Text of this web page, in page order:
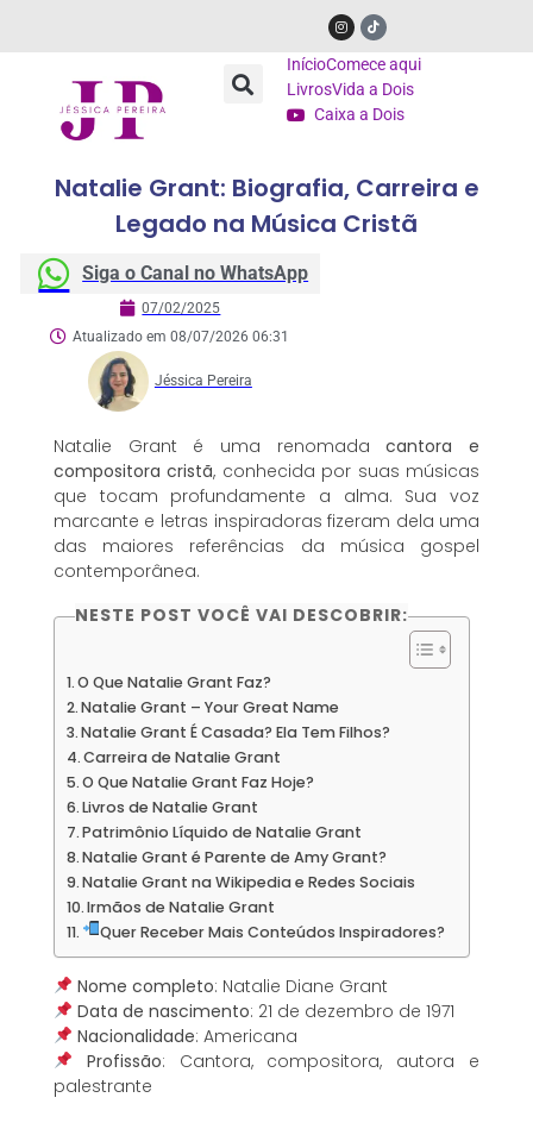
InícioComece aqui
LivrosVida a Dois
Caixa a Dois
Natalie Grant: Biografia, Carreira e
Legado na Música Cristã
Siga o Canal no WhatsApp
07/02/2025
Atualizado em 08/07/2026 06:31
Jéssica Pereira
Natalie Grant é uma renomadacantora e
compositora cristã, conhecida por suas músicas
que tocam profundamente a alma. Sua voz
marcante e letras inspiradoras fizeram dela uma
das maiores referências da música gospel
contemporânea.
NESTE POST VOCÊ VAI DESCOBRIR:
O Que Natalie Grant Faz?
Natalie Grant – Your Great Name
Natalie Grant É Casada? Ela Tem Filhos?
Carreira de Natalie Grant
O Que Natalie Grant Faz Hoje?
Livros de Natalie Grant
Patrimônio Líquido de Natalie Grant
Natalie Grant é Parente de Amy Grant?
Natalie Grant na Wikipedia e Redes Sociais
Irmãos de Natalie Grant
Quer Receber Mais Conteúdos Inspiradores?
Nome completo: Natalie Diane Grant
Data de nascimento: 21 de dezembro de 1971
Nacionalidade: Americana
Profissão: Cantora, compositora, autora e
palestrante